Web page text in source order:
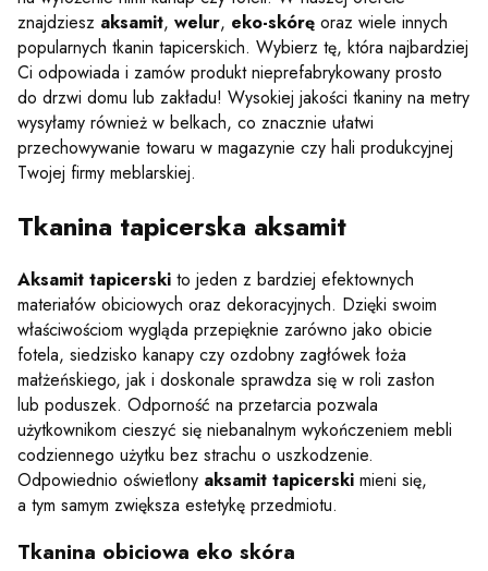
znajdziesz aksamit, welur, eko-skórę oraz wiele innych
popularnych tkanin tapicerskich. Wybierz tę, która najbardziej
Ci odpowiada i zamów produkt nieprefabrykowany prosto
do drzwi domu lub zakładu! Wysokiej jakości tkaniny na metry
wysyłamy również w belkach, co znacznie ułatwi
przechowywanie towaru w magazynie czy hali produkcyjnej
Twojej firmy meblarskiej.
Tkanina tapicerska aksamit
Aksamit tapicerski to jeden z bardziej efektownych
materiałów obiciowych oraz dekoracyjnych. Dzięki swoim
właściwościom wygląda przepięknie zarówno jako obicie
fotela, siedzisko kanapy czy ozdobny zagłówek łoża
małżeńskiego, jak i doskonale sprawdza się w roli zasłon
lub poduszek. Odporność na przetarcia pozwala
użytkownikom cieszyć się niebanalnym wykończeniem mebli
codziennego użytku bez strachu o uszkodzenie.
Odpowiednio oświetlony aksamit tapicerski mieni się,
a tym samym zwiększa estetykę przedmiotu.
Tkanina obiciowa eko skóra